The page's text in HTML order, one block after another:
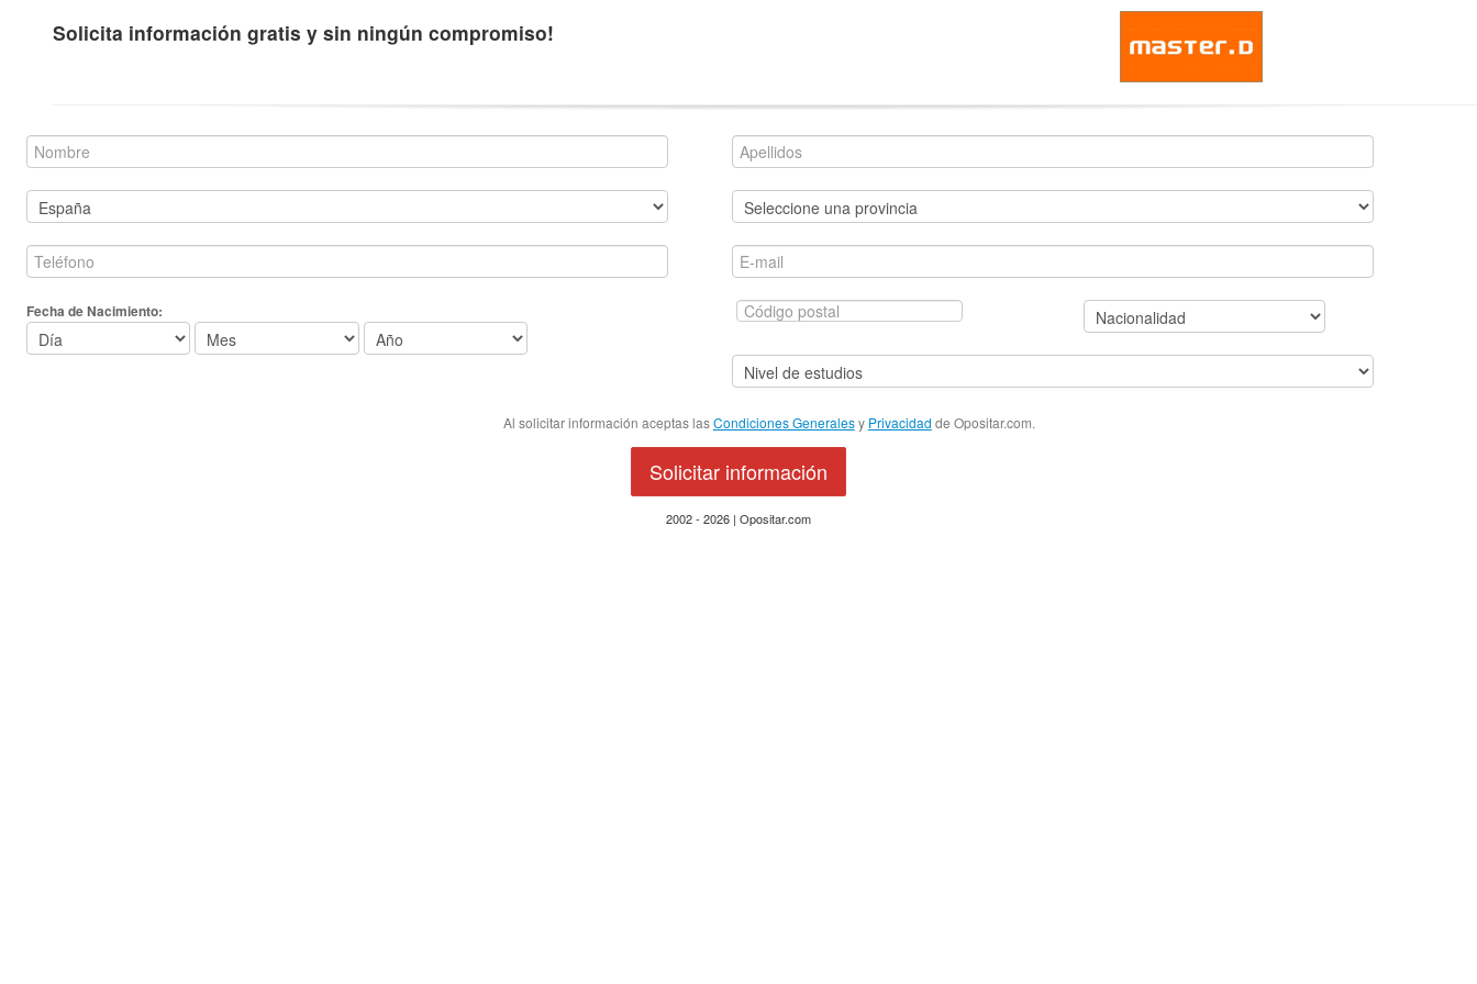
Solicita información gratis y sin ningún compromiso!
Fecha de Nacimiento:
Al solicitar información aceptas lasCondiciones Generalesy Privacidad de Opositar.com.
Solicitar información
2002 - 2026 | Opositar.com